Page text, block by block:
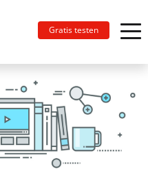
Gratis testen